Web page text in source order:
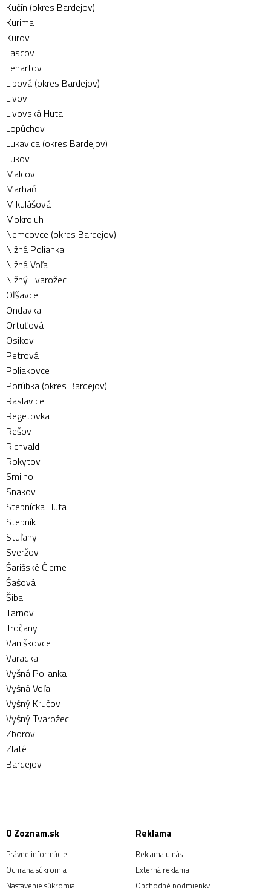
Kučín (okres Bardejov)
Kurima
Kurov
Lascov
Lenartov
Lipová (okres Bardejov)
Livov
Livovská Huta
Lopúchov
Lukavica (okres Bardejov)
Lukov
Malcov
Marhaň
Mikulášová
Mokroluh
Nemcovce (okres Bardejov)
Nižná Polianka
Nižná Voľa
Nižný Tvarožec
Oľšavce
Ondavka
Ortuťová
Osikov
Petrová
Poliakovce
Porúbka (okres Bardejov)
Raslavice
Regetovka
Rešov
Richvald
Rokytov
Smilno
Snakov
Stebnícka Huta
Stebník
Stuľany
Sveržov
Šarišské Čierne
Šašová
Šiba
Tarnov
Tročany
Vaniškovce
Varadka
Vyšná Polianka
Vyšná Voľa
Vyšný Kručov
Vyšný Tvarožec
Zborov
Zlaté
Bardejov
O Zoznam.sk
Právne informácie
Ochrana súkromia
Nastavenie súkromia
Reklama
Reklama u nás
Externá reklama
Obchodné podmienky